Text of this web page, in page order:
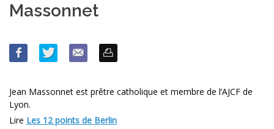
Massonnet
Jean Massonnet est prêtre catholique et membre de l’AJCF de
Lyon.
Lire Les 12 points de Berlin